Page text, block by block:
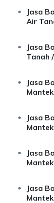
Jasa
Air
Jasa
Tanah
Jasa
Jasa
Jasa
Jasa